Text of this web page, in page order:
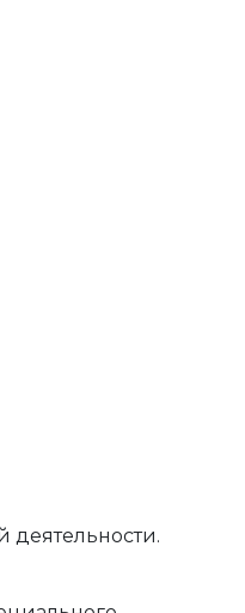
деятельности.